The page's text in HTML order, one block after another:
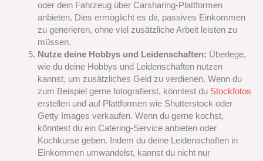
oder dein Fahrzeug über Carsharing-Plattformen
anbieten. Dies ermöglicht es dir, passives Einkommen
zu generieren, ohne viel zusätzliche Arbeit leisten zu
müssen.
Nutze deine Hobbys und Leidenschaften: Überlege,
wie du deine Hobbys und Leidenschaften nutzen
kannst, um zusätzliches Geld zu verdienen. Wenn du
zum Beispiel gerne fotografierst, könntest du Stockfotos
erstellen und auf Plattformen wie Shutterstock oder
Getty Images verkaufen. Wenn du gerne kochst,
könntest du ein Catering-Service anbieten oder
Kochkurse geben. Indem du deine Leidenschaften in
Einkommen umwandelst, kannst du nicht nur